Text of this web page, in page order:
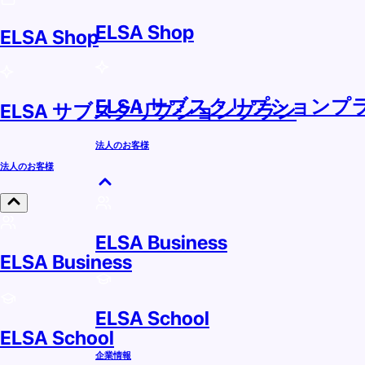
ELSA Shop
ELSA サブスクリプションプ
法人のお客様
ELSA Business
ELSA School
企業情報
ELSA Shop
ELSA サブスクリプションプラン
法人のお客様
ELSA Business
ELSA School